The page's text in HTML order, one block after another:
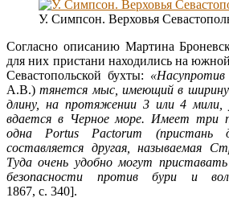
У. Симпсон. Верховья
Согласно описанию Мартина
для них пристани находились на
Севастопольской бухты: «Насупротив
А.В.)тянется мыс, имеющий в ширину
длину, на протяжении 3 или 4 мили,
вдается в Черное море. Имеет три
одна Portus Pactorum (пристань
составляется другая, называемая
Туда очень удобно могут
безопасности против бури и
1867, с. 340].